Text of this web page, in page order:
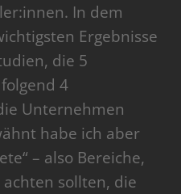
In dem
Ergebnisse
die 5
4
Unternehmen
habe ich aber
– also Bereiche,
sollten, die